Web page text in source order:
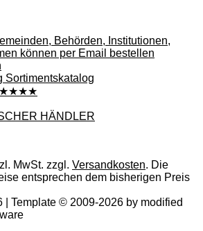
Behörden, Institutionen,
können per Email bestellen
Sortimentskatalog
HÄNDLER
MwSt. zzgl. Versandkosten. Die
entsprechen dem bisherigen Preis
Template © 2009-2026 by modified